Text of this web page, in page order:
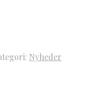
Nyheder